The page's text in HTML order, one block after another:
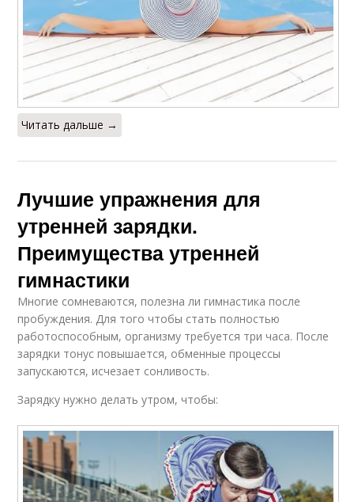
Читать дальше →
Лучшие упражнения для
утренней зарядки.
Преимущества утренней
гимнастики
Многие сомневаются, полезна ли гимнастика после
пробуждения. Для того чтобы стать полностью
работоспособным, организму требуется три часа. После
зарядки тонус повышается, обменные процессы
запускаются, исчезает сонливость.
Зарядку нужно делать утром, чтобы: